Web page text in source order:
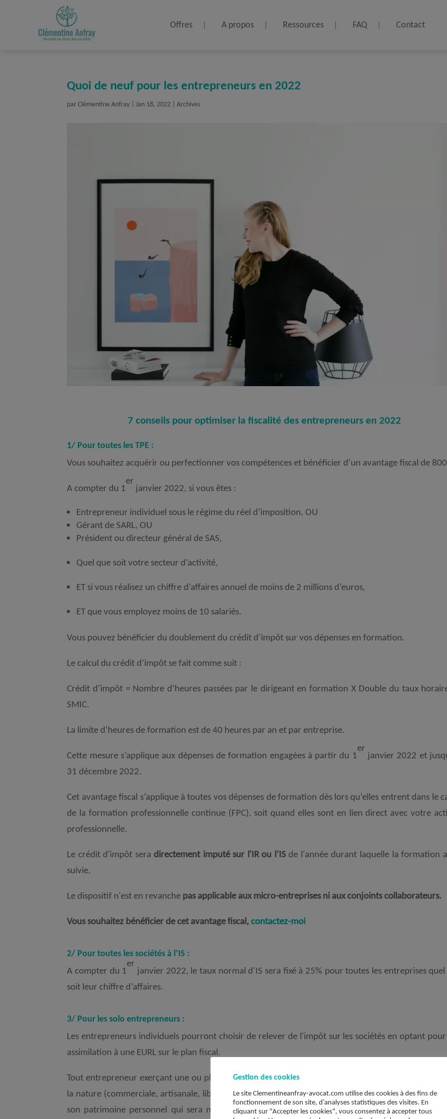
Offres A propos Ressources FAQ Contact
Quoi de neuf pour les entrepreneurs en 2022
parClémentine Anfray |Jan 18, 2022 |Archives
7 conseils pour optimiser la fiscalité des entrepreneurs en 2022
1/ Pour toutes les TPE :
Vous souhaitez acquérir ou perfectionner vos compétences et bénéficier d’un avantage fiscal de
A compter du 1
er
janvier 2022, si vous êtes :
Entrepreneur individuel sous le régime du réel d’imposition, OU
Gérant de SARL, OU
Président ou directeur général de SAS,
Quel que soit votre secteur d’activité,
ET si vous réalisez un chiffre d’affaires annuel de moins de 2 millions d’euros,
ET que vous employez moins de 10 salariés.
Vous pouvez bénéficier du doublement du crédit d’impôt sur vos dépenses en formation.
Le calcul du crédit d’impôt se fait comme suit :
Crédit d’impôt = Nombre d’heures passées par le dirigeant en formation X Double du taux
SMIC.
La limite d’heures de formation est de 40 heures par an et par entreprise.
Cette mesure s’applique aux dépenses de formation engagées à partir du 1
er
janvier 2022 et
31 décembre 2022.
Cet avantage fiscal s’applique à toutes vos dépenses de formation dès lors qu’elles entrent dans le
de la formation professionnelle continue (FPC), soit quand elles sont en lien direct avec votre
professionnelle.
Le crédit d'impôt sera directement imputé sur l'IR ou l’IS de l'année durant laquelle la formation
suivie.
Le dispositif n'est en revanche pas applicable aux micro-entreprises ni aux conjoints collaborateurs.
Vous souhaitez bénéficier de cet avantage fiscal,contactez-moi
2/ Pour toutes les sociétés à l’IS :
A compter du 1
er
janvier 2022, le taux normal d’IS sera fixé à 25% pour toutes les entreprises
soit leur chiffre d’affaires.
3/ Pour les solo entrepreneurs :
Les entrepreneurs individuels pourront choisir de relever de l'impôt sur les sociétés en optant
assimilation à une EURL sur le plan fiscal.
Tout entrepreneur exerçant une ou plusieurs activités professionnelles indépendantes qu'elle
la nature (commerciale, artisanale, libérale, agricole), bénéficiera automatiquement de la
son patrimoine personnel qui sera mis à l'abri de ses créanciers professionnels grâce au
Gestion des cookies
Le site Clementineanfray-avocat.com utilise des cookies à des fins de
fonctionnement de son site, d’analyses statistiques des visites. En
cliquant sur "Accepter les cookies", vous consentez à accepter tous